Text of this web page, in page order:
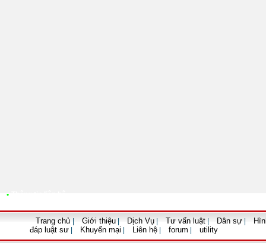
•
Trang chủ Giới thiệu Dịch Vụ Tư vấn luật Dân sự
đáp luật sư
Khuyến mại Liên hệ forum utility